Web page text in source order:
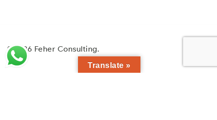
© 2026 Feher Consulting.
Translate »